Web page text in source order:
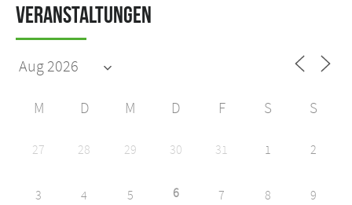
Veranstaltungen
M D M D F S S
27 28 29 30 31 1 2
3 4 5 6 7 8 9